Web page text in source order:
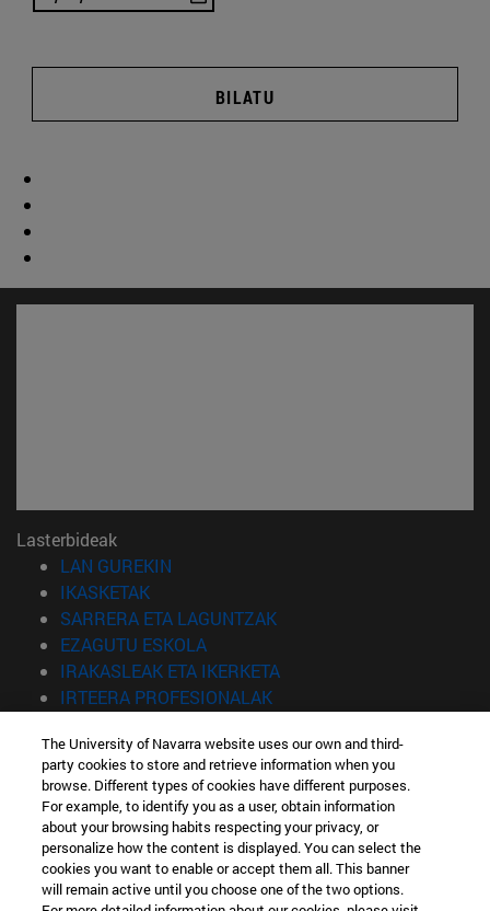
BILATU
Lasterbideak
LAN GUREKIN
IKASKETAK(Beste leiho batean irekiko da)
SARRERA ETA LAGUNTZAK(Beste leiho batean irekiko
EZAGUTU ESKOLA(Beste leiho batean irekiko da)
IRAKASLEAK ETA IKERKETA(Beste leiho batean irekiko
IRTEERA PROFESIONALAK(Beste leiho batean irekiko
Informazioa
TELEFONOA +34 943 21 98 77
ZEIN TITULUA INTERESATZEN ZAIZU?
ZEIN MASTER INTERESATZEN ZAIZU?
© Nafarroako Unibertsitatea
The University of Navarra website uses our own and third-
party cookies to store and retrieve information when you
browse. Different types of cookies have different purposes.
For example, to identify you as a user, obtain information
about your browsing habits respecting your privacy, or
personalize how the content is displayed. You can select the
cookies you want to enable or accept them all. This banner
will remain active until you choose one of the two options.